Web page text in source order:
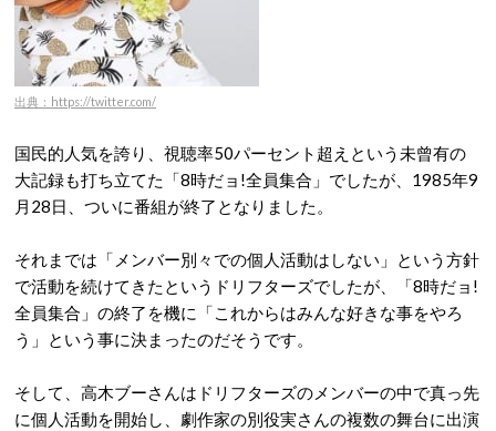
出典：https://twitter.com/
国民的人気を誇り、視聴率50パーセント超えという未曾有の
大記録も打ち立てた「8時だョ!全員集合」でしたが、1985年9
月28日、ついに番組が終了となりました。
それまでは「メンバー別々での個人活動はしない」という方針
で活動を続けてきたというドリフターズでしたが、「8時だョ!
全員集合」の終了を機に「これからはみんな好きな事をやろ
う」という事に決まったのだそうです。
そして、高木ブーさんはドリフターズのメンバーの中で真っ先
に個人活動を開始し、劇作家の別役実さんの複数の舞台に出演